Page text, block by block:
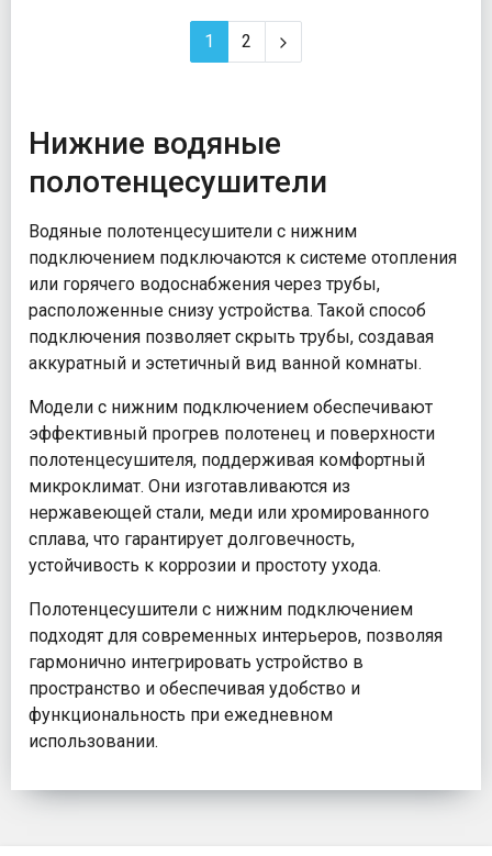
1 2
Нижние водяные
полотенцесушители
Водяные полотенцесушители с нижним
подключением подключаются к системе отопления
или горячего водоснабжения через трубы,
расположенные снизу устройства. Такой способ
подключения позволяет скрыть трубы, создавая
аккуратный и эстетичный вид ванной комнаты.
Модели с нижним подключением обеспечивают
эффективный прогрев полотенец и поверхности
полотенцесушителя, поддерживая комфортный
микроклимат. Они изготавливаются из
нержавеющей стали, меди или хромированного
сплава, что гарантирует долговечность,
устойчивость к коррозии и простоту ухода.
Полотенцесушители с нижним подключением
подходят для современных интерьеров, позволяя
гармонично интегрировать устройство в
пространство и обеспечивая удобство и
функциональность при ежедневном
использовании.